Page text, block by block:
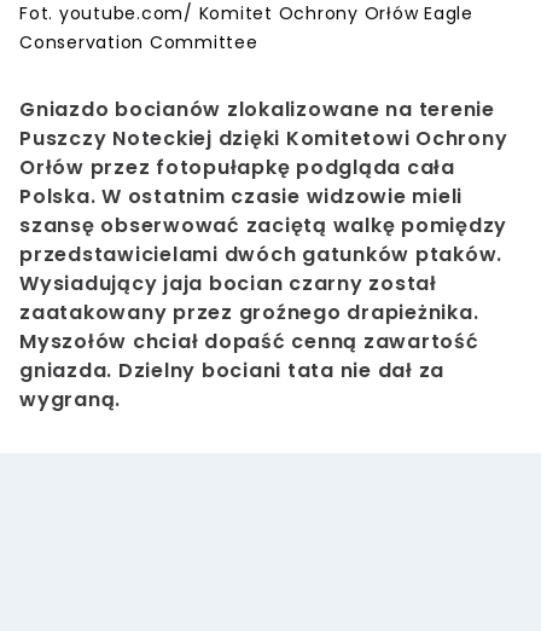
Fot. youtube.com/ Komitet Ochrony Orłów Eagle
Conservation Committee
Gniazdo bocianów zlokalizowane na terenie
Puszczy Noteckiej dzięki Komitetowi Ochrony
Orłów przez fotopułapkę podgląda cała
Polska. W ostatnim czasie widzowie mieli
szansę obserwować zaciętą walkę pomiędzy
przedstawicielami dwóch gatunków ptaków.
Wysiadujący jaja bocian czarny został
zaatakowany przez groźnego drapieżnika.
Myszołów chciał dopaść cenną zawartość
gniazda. Dzielny bociani tata nie dał za
wygraną.